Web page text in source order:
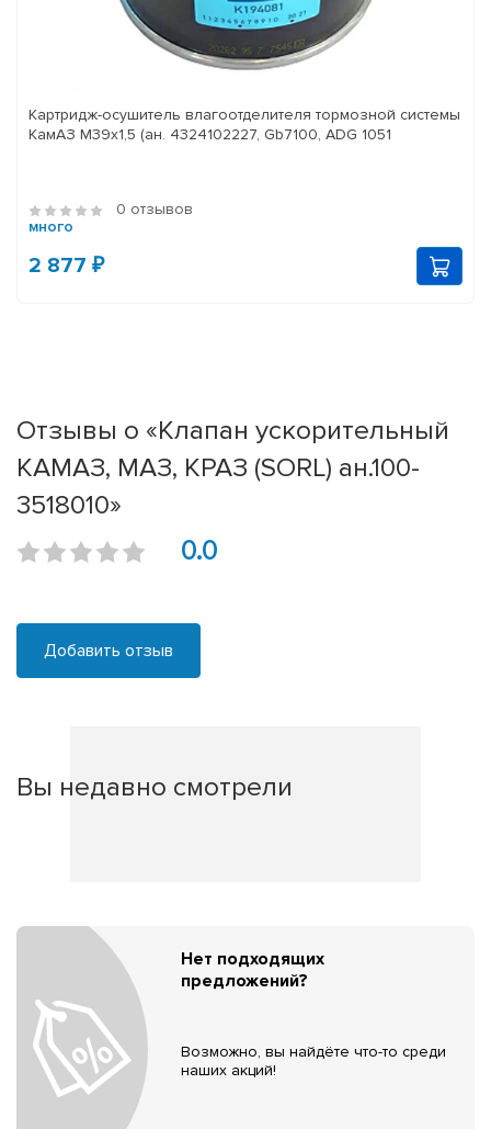
Картридж-осушитель влагоотделителя тормозной системы
КамАЗ M39x1,5 (ан. 4324102227, Gb7100, ADG 1051
0 отзывов
много
2 877 ₽
Отзывы о «Клапан ускорительный
КАМАЗ, МАЗ, КРАЗ (SORL) ан.100-
3518010»
0.0
Добавить отзыв
Вы недавно смотрели
Нет подходящих
предложений?
Возможно, вы найдёте что-то среди
наших акций!